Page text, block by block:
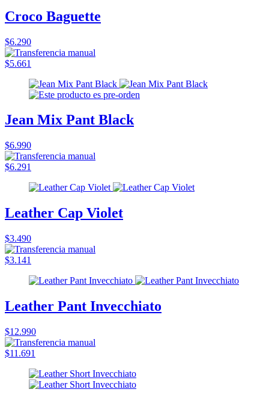
Croco Baguette
$6.290
$5.661
Jean Mix Pant Black
$6.990
$6.291
Leather Cap Violet
$3.490
$3.141
Leather Pant Invecchiato
$12.990
$11.691